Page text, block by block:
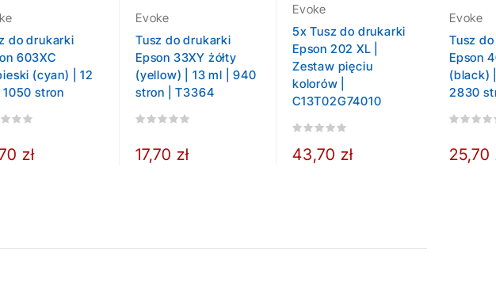
do drukarki
603XC
(cyan) | 12
stron
zł
Evoke
Tusz do drukarki
Epson 33XY żółty
(yellow) | 13 ml | 940
stron | T3364
17,70 zł
Evoke
5x Tusz do drukarki
Epson 202 XL |
Zestaw pięciu
kolorów |
C13T02G74010
43,70 zł
Evoke
Tusz
Epson
(black)
2830
25,70